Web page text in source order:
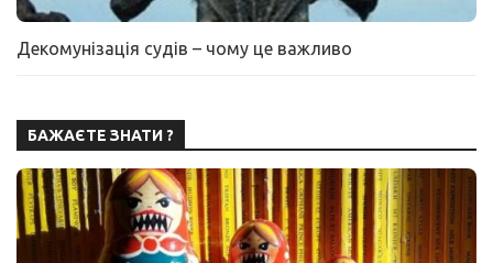
Декомунізація судів – чому це важливо
БАЖАЄТЕ ЗНАТИ ?